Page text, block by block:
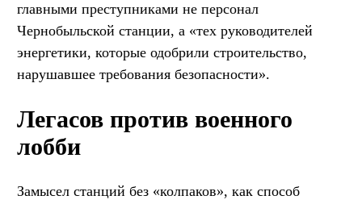
главными преступниками не персонал
Чернобыльской станции, а «тех руководителей
энергетики, которые одобрили строительство,
нарушавшее требования безопасности».
Легасов против военного
лобби
Замысел станций без «колпаков», как способ